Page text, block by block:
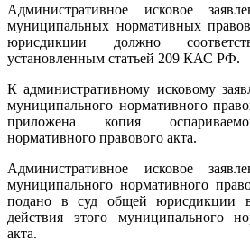
Административное исковое
муниципальных нормативных
юрисдикции должно
установленным статьей 209 КАС РФ.
К административному исковому
муниципального нормативного
приложена копия
нормативного правового акта.
Административное исковое
муниципального нормативного
подано в суд общей юрисдикции в
действия этого муниципального
акта.